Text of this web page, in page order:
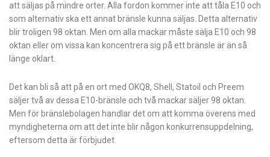
att säljas på mindre orter. Alla fordon kommer inte att tåla E10 och
som alternativ ska ett annat bränsle kunna säljas. Detta alternativ
blir troligen 98 oktan. Men om alla mackar måste sälja E10 och 98
oktan eller om vissa kan koncentrera sig på ett bränsle är än så
länge oklart.
Det kan bli så att på en ort med OKQ8, Shell, Statoil och Preem
säljer två av dessa E10-bränsle och två mackar säljer 98 oktan.
Men för bränslebolagen handlar det om att komma överens med
myndigheterna om att det inte blir någon konkurrensuppdelning,
eftersom detta är förbjudet.